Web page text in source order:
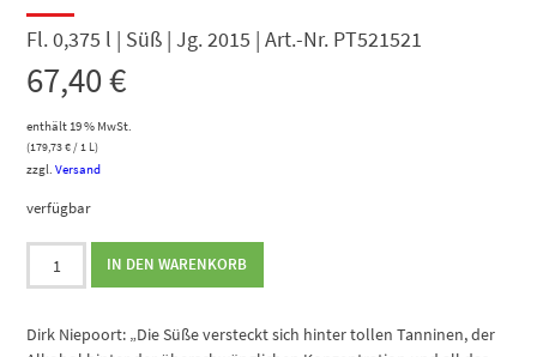
Fl. 0,375 l | Süß | Jg. 2015 | Art.-Nr. PT521521
67,40€
enthält 19 % MwSt.
(179,73€/ 1 L)
zzgl.Versand
verfügbar
Vintage
2015
IN DEN WARENKORB
Dirk Niepoort: „Die Süße versteckt sich hinter tollen Tanninen, der